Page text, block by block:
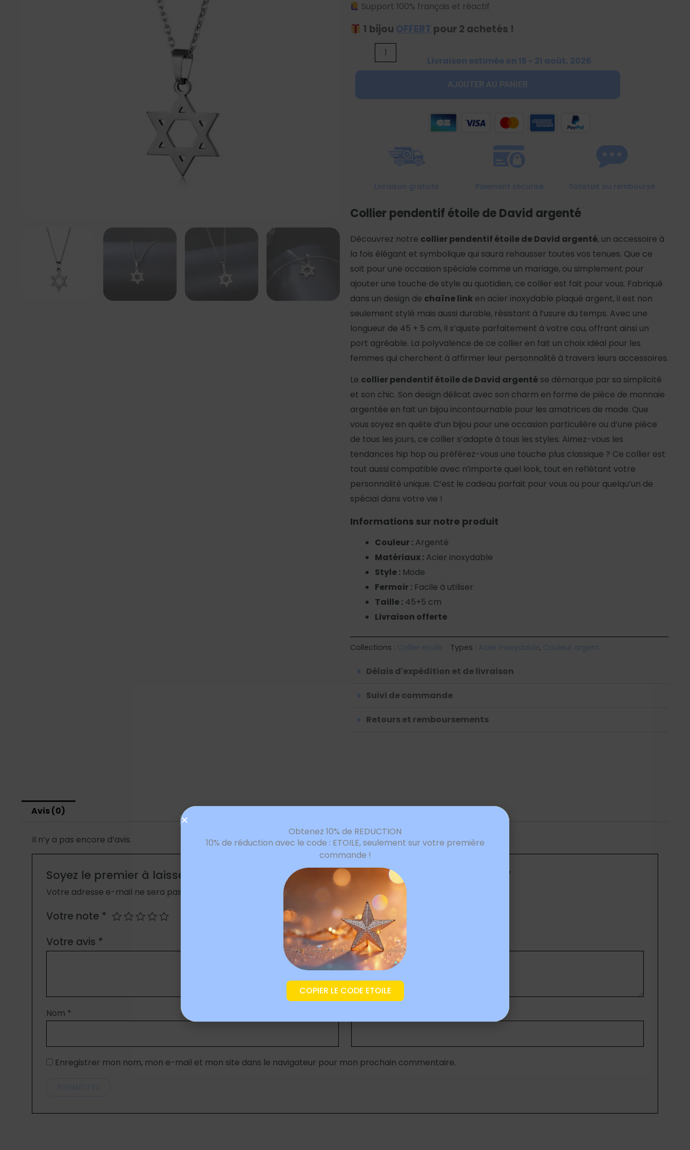
Support 100% français et réactif
1 bijou OFFERT pour 2 achetés !
quantité
pendentif
AJOUTER AU PANIER
Livraison estimée on 15 - 21 août, 2026
Livraison gratuite Paiement sécurisé Satisfait ou remboursé
Collier pendentif étoile de David argenté
Découvrez notre collier pendentif étoile de David argenté, un accessoire à
la fois élégant et symbolique qui saura rehausser toutes vos tenues. Que ce
soit pour une occasion spéciale comme un mariage, ou simplement pour
ajouter une touche de style au quotidien, ce collier est fait pour vous. Fabriqué
dans un design de chaîne link en acier inoxydable plaqué argent, il est non
seulement stylé mais aussi durable, résistant à l’usure du temps. Avec une
longueur de 45 + 5 cm, il s’ajuste parfaitement à votre cou, offrant ainsi un
port agréable. La polyvalence de ce collier en fait un choix idéal pour les
femmes qui cherchent à affirmer leur personnalité à travers leurs accessoires.
Le collier pendentif étoile de David argenté se démarque par sa simplicité
et son chic. Son design délicat avec son charm en forme de pièce de monnaie
argentée en fait un bijou incontournable pour les amatrices de mode. Que
vous soyez en quête d’un bijou pour une occasion particulière ou d’une pièce
de tous les jours, ce collier s’adapte à tous les styles. Aimez-vous les
tendances hip hop ou préférez-vous une touche plus classique ? Ce collier est
tout aussi compatible avec n’importe quel look, tout en reflétant votre
personnalité unique. C’est le cadeau parfait pour vous ou pour quelqu’un de
spécial dans votre vie !
Informations sur notre produit
Couleur : Argenté
Matériaux : Acier inoxydable
Style : Mode
Fermoir : Facile à utiliser
Taille : 45+5 cm
Livraison offerte
Collections : Collier etoile Types : Acier inoxydable, Couleur argent
Délais d'expédition et de livraison
Suivi de commande
Retours et remboursements
Avis (0)
Il n’y a pas encore d’avis.
Soyez le premier à laisser votre avis sur “Collier pendentif étoile de David argenté”
Votre adresse e-mail ne sera pas publiée. Les champs obligatoires sont indiqués avec*
Votre note *
Votre avis *
Nom *
Enregistrer mon nom, mon e-mail et mon site dans le navigateur pour mon prochain commentaire.
Obtenez 10% de REDUCTION
10% de réduction avec le code : ETOILE, seulement sur votre première
commande !
COPIER LE CODE ETOILE